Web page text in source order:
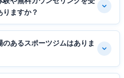
りますか？
あるスポーツジムはありま